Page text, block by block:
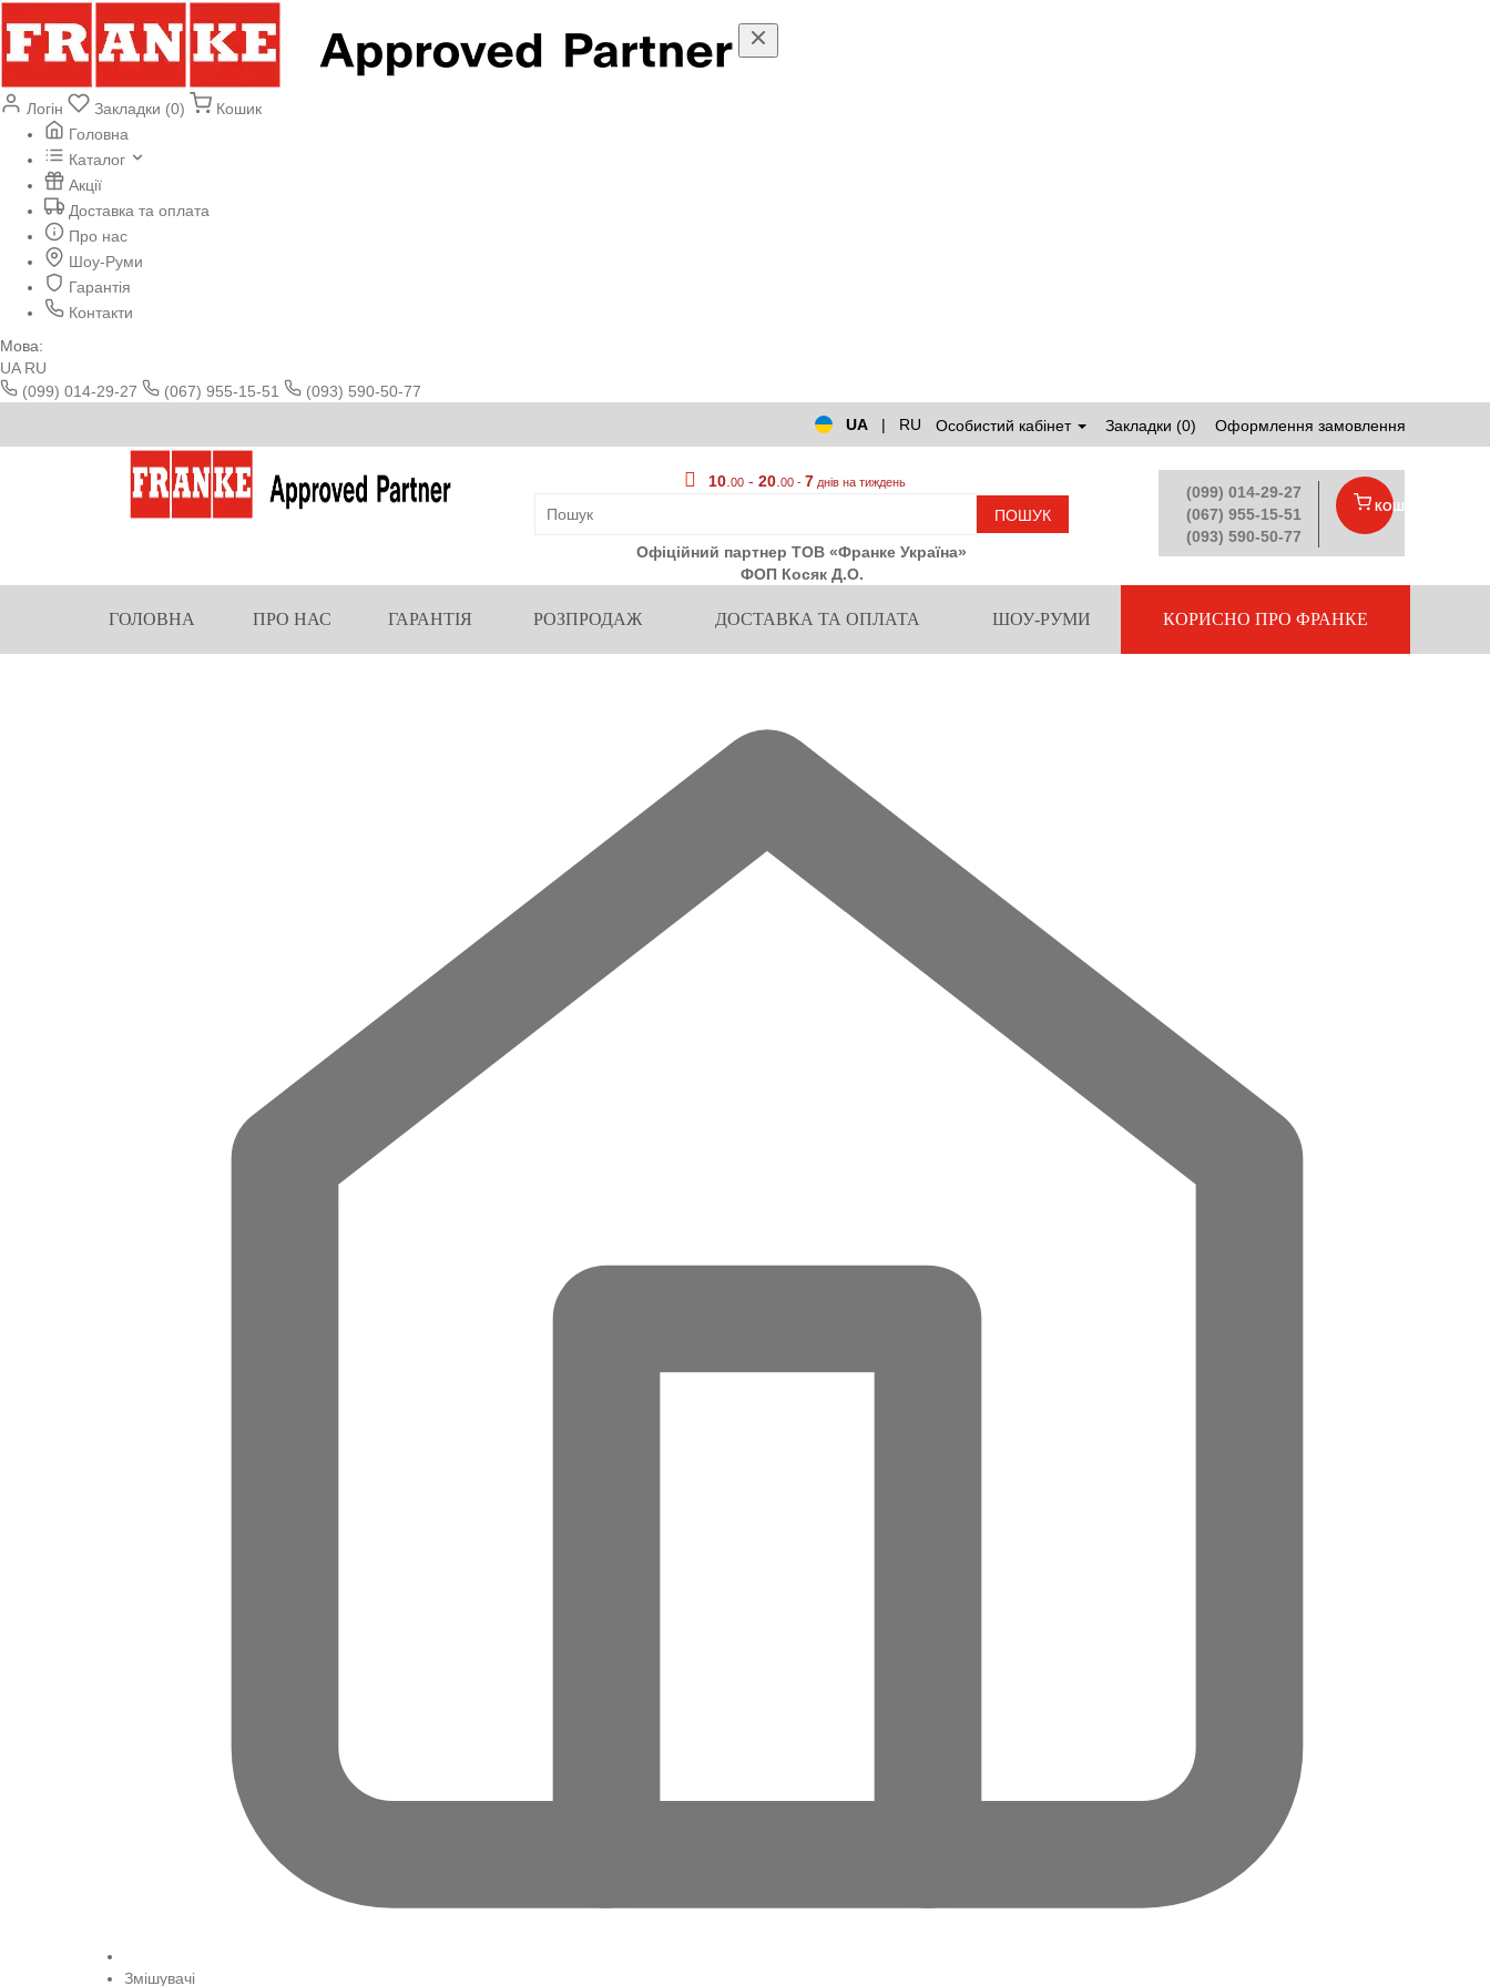
Логін Закладки (0)
Кошик
Головна
Каталог
Акції
Доставка та оплата
Про нас
Шоу-Руми
Гарантія
Контакти
Мова:
UA RU
(099) 014-29-27
(067) 955-15-51
(093) 590-50-77
UA
| RU Особистий кабінет Закладки (0) Оформлення замовлення
10 .00 -20 .00 -7 днів на тиждень
ПОШУК
Офіційний партнер ТОВ «Франке Україна»
ФОП Косяк Д.О.
(099) 014-29-27
(067) 955-15-51
(093) 590-50-77
КОШИК
ГОЛОВНА ПРО НАС ГАРАНТІЯ РОЗПРОДАЖ ДОСТАВКА ТА ОПЛАТА ШОУ-РУМИ КОРИСНО ПРО ФРАНКЕ
Змішувачі